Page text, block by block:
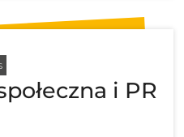
i PR